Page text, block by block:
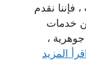
فإننا نقدم
خدمات
،
المزيد